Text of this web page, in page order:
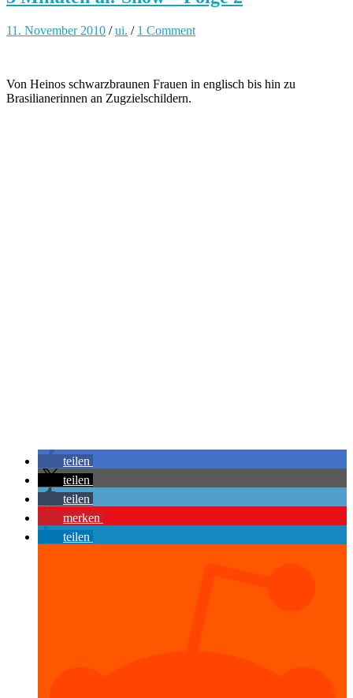
11. November 2010 /ui. / 1 Comment
Von Heinos schwarzbraunen Frauen in englisch bis hin zu
Brasilianerinnen an Zugzielschildern.
teilen
teilen
teilen
merken
teilen